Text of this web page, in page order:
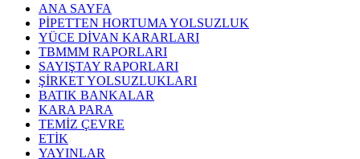
ANA SAYFA
PİPETTEN HORTUMA YOLSUZLUK
YÜCE DİVAN KARARLARI
TBMMM RAPORLARI
SAYIŞTAY RAPORLARI
ŞİRKET YOLSUZLUKLARI
BATIK BANKALAR
KARA PARA
TEMİZ ÇEVRE
ETİK
YAYINLAR